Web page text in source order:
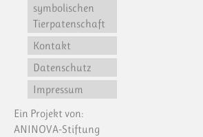
symbolischen
Tierpatenschaft
Kontakt
Datenschutz
Impressum
Ein Projekt von:
ANINOVA-Stiftung